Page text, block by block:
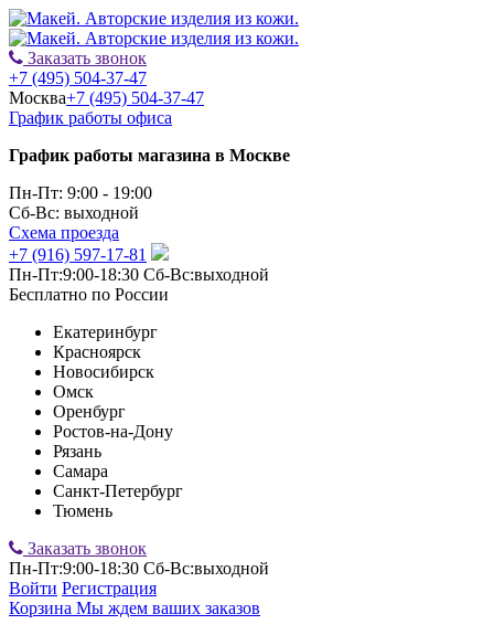
Заказать звонок
+7 (495) 504-37-47
Москва+7 (495) 504-37-47
График работы офиса
График работы магазина в Москве
Пн-Пт: 9:00 - 19:00
Сб-Вс: выходной
Схема проезда
+7 (916) 597-17-81
Пн-Пт:9:00-18:30 Сб-Вс:выходной
Бесплатно по России
Екатеринбург
Красноярск
Новосибирск
Омск
Оренбург
Ростов-на-Дону
Рязань
Самара
Санкт-Петербург
Тюмень
Заказать звонок
Пн-Пт:9:00-18:30 Сб-Вс:выходной
Войти Регистрация
Корзина Мы ждем ваших заказов